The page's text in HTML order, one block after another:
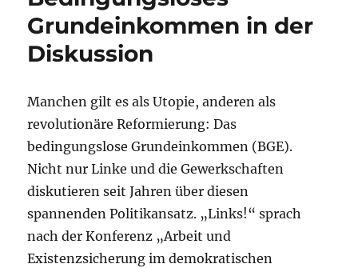
Grundeinkommen in der
Diskussion
Manchen gilt es als Utopie, anderen als
revolutionäre Reformierung: Das
bedingungslose Grundeinkommen (BGE).
Nicht nur Linke und die Gewerkschaften
diskutieren seit Jahren über diesen
spannenden Politikansatz. „Links!“ sprach
nach der Konferenz „Arbeit und
Existenzsicherung im demokratischen